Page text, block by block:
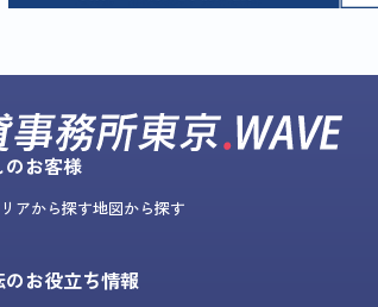
お客様
アから探す地図から探す
お役立ち情報